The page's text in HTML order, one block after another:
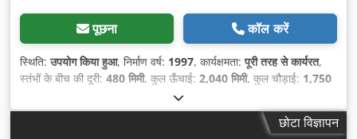
पूछना कॉल करें
स्थिति:उपयोग किया हुआ, निर्माण वर्ष: 1997, कार्यक्षमता:पूरी तरह से कार्यरत,
स्तंभों के बीच की दूरी: 480 मिमी, कुल ऊँचाई: 2,040 मिमी, कुल चौड़ाई: 1,750
, कुल लंबाई:
मिमी, इनपुट करेंट का प्रकार:तीन-चरणीय, इनपुट वोल्टेज:400 V, कुल वजन:
18 किलोवाट (24.47
छोटा विज्ञापन